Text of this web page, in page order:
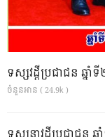
ទស្សវដ្តីប្រជាជន ឆ្ន
ចំនួនអាន ( 24.9k )